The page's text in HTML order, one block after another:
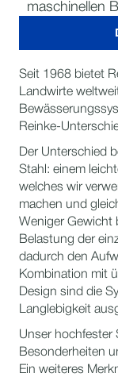
maschinellen
Seit 1968 bietet
Landwirte
Reinke-
Der Unterschied
Stahl: einem
welches wir
machen und
Weniger Gewicht
Belastung der
dadurch den
Kombination mit
Design sind die
Langlebigkeit
Unser hochfester
Besonderheiten
Ein weiteres